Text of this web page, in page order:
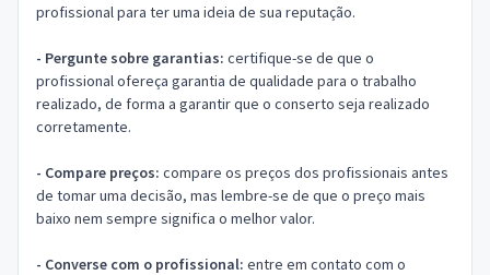
profissional para ter uma ideia de sua reputação.
- Pergunte sobre garantias: certifique-se de que o
profissional ofereça garantia de qualidade para o trabalho
realizado, de forma a garantir que o conserto seja realizado
corretamente.
- Compare preços: compare os preços dos profissionais antes
de tomar uma decisão, mas lembre-se de que o preço mais
baixo nem sempre significa o melhor valor.
- Converse com o profissional: entre em contato com o